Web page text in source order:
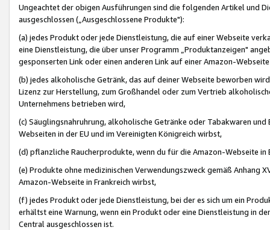
Ungeachtet der obigen Ausführungen sind die folgenden Artikel und
ausgeschlossen („Ausgeschlossene Produkte"):
(a) jedes Produkt oder jede Dienstleistung, die auf einer Webseite
eine Dienstleistung, die über unser Programm „Produktanzeigen"
gesponserten Link oder einen anderen Link auf einer Amazon-
(b) jedes alkoholische Getränk, das auf deiner Webseite beworben
Lizenz zur Herstellung, zum Großhandel oder zum Vertrieb
Unternehmens betrieben wird,
(c) Säuglingsnahruhrung, alkoholische Getränke oder Tabakwaren
Webseiten in der EU und im Vereinigten Königreich wirbst,
(d) pflanzliche Raucherprodukte, wenn du für die Amazon-Webseite in
(e) Produkte ohne medizinischen Verwendungszweck gemäß Anhang
Amazon-Webseite in Frankreich wirbst,
(f) jedes Produkt oder jede Dienstleistung, bei der es sich um ein
erhältst eine Warnung, wenn ein Produkt oder eine Dienstleistung in
Central ausgeschlossen ist.